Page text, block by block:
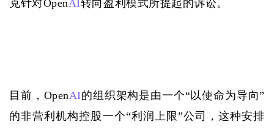
克针对OpenAI转向盈利模式所提起的诉讼。
目前， OpenAI的组织架构是由一个“以使命为导向”
的非营利机构控股一个“利润上限”公司，这种安排